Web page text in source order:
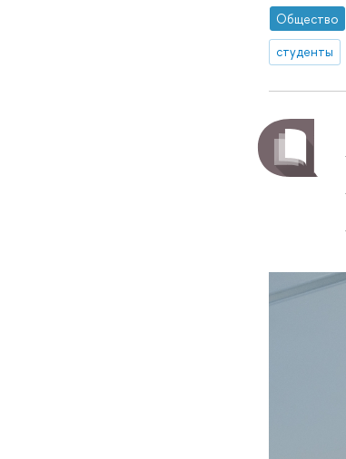
Общество
студенты